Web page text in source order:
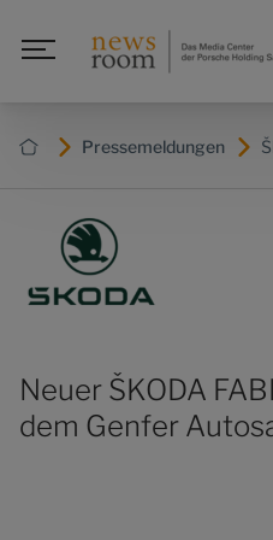
Pressemeldungen
Neuer ŠKODA
dem Genfer